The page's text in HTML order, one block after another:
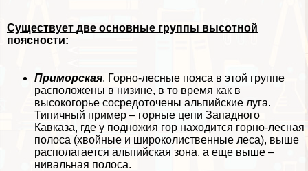
Существует две основные группы высотной
поясности:
Приморская. Горно-лесные пояса в этой группе
расположены в низине, в то время как в
высокогорье сосредоточены альпийские луга.
Типичный пример – горные цепи Западного
Кавказа, где у подножия гор находится горно-лесная
полоса (хвойные и широколиственные леса), выше
располагается альпийская зона, а еще выше –
нивальная полоса.